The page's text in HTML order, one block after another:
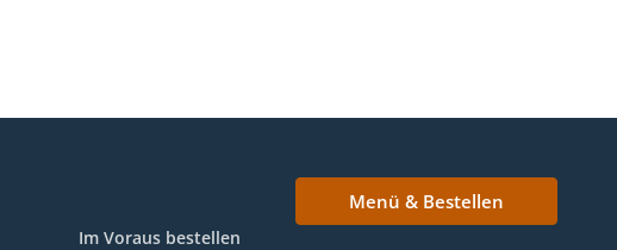
Im Voraus bestellen
Menü & Bestellen